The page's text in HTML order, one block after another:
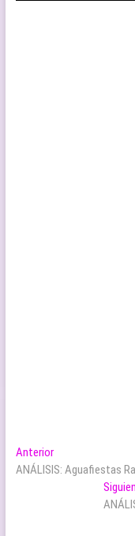
Navegación
de
AnteriorEntrada
anterior:
ANÁLISIS: Aguafiestas